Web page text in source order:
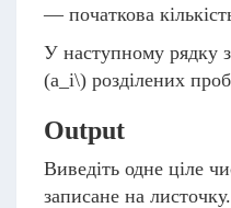
— початкова
У наступному рядку
(a_i\) розділених
Output
Виведіть одне ціле
записане на листочку.